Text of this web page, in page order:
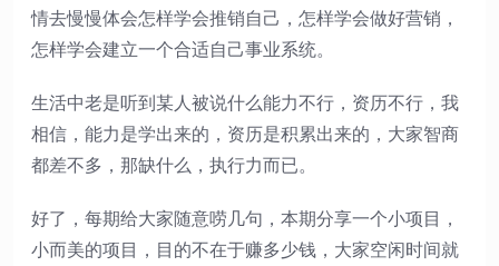
情去慢慢体会怎样学会推销自己，怎样学会做好营销，
怎样学会建立一个合适自己事业系统。
生活中老是听到某人被说什么能力不行，资历不行，我
相信，能力是学出来的，资历是积累出来的，大家智商
都差不多，那缺什么，执行力而已。
好了，每期给大家随意唠几句，本期分享一个小项目，
小而美的项目，目的不在于赚多少钱，大家空闲时间就